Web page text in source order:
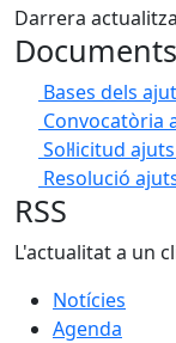
Darrera
Documents
Bases dels
Convocatòria
Sol·licitud
Resolució
RSS
L'actualitat a un
Notícies
Agenda